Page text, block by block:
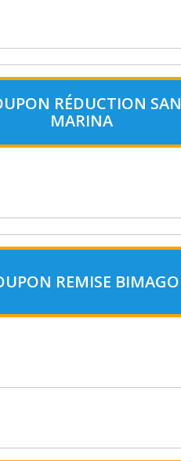
RÉDUCTION SAN
MARINA
REMISE BIMAGO